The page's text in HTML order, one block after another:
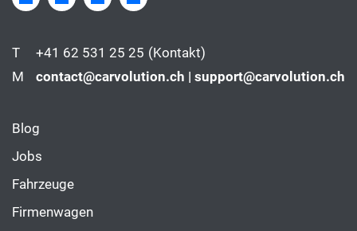
T +41 62 531 25 25 (Kontakt)
M
contact@carvolution.ch | support@carvolution.ch
Blog
Jobs
Fahrzeuge
Firmenwagen